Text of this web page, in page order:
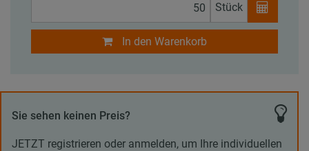
Stück
In den Warenkorb
Sie sehen keinen Preis?
JETZT registrieren oder anmelden, um Ihre individuellen